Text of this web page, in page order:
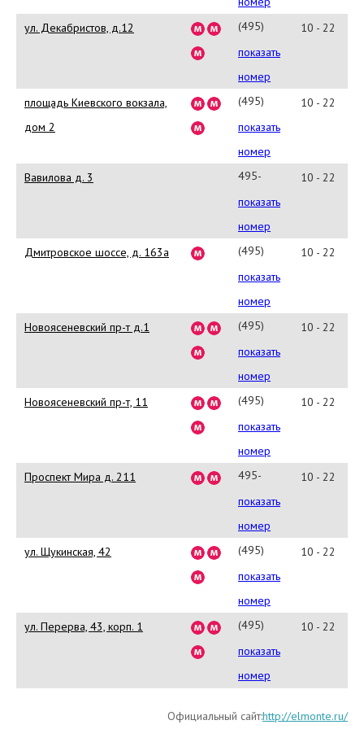
ул. Декабристов, д.12
(495)
745-
5042
показать
номер
10 - 22
площадь Киевского вокзала,
дом 2
(495)
229-
2740
показать
номер
10 - 22
Вавилова д. 3
495-
730-
00-
48
показать
номер
10 - 22
Дмитровское шоссе, д. 163а
(495)
988-
0392
показать
номер
10 - 22
Новоясеневский пр-т д.1
(495)
661-
7835
показать
номер
10 - 22
Новоясеневский пр-т, 11
(495)
380-
1694
показать
номер
10 - 22
Проспект Мира д. 211
495-
665-
13-
51
показать
номер
10 - 22
ул. Щукинская, 42
(495)
229-
9769
показать
номер
10 - 22
ул. Перерва, 43, корп. 1
(495)
783-
0454
показать
номер
10 - 22
Официальный сайт:http://elmonte.ru/